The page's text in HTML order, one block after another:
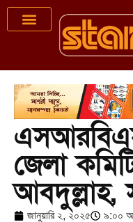
জেলা
আবদুল্লাহ,
জানুয়ারি ২, ২০২৫ ৯:০০